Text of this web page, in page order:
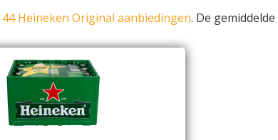
44 Heineken Original aanbiedingen. De gemiddelde